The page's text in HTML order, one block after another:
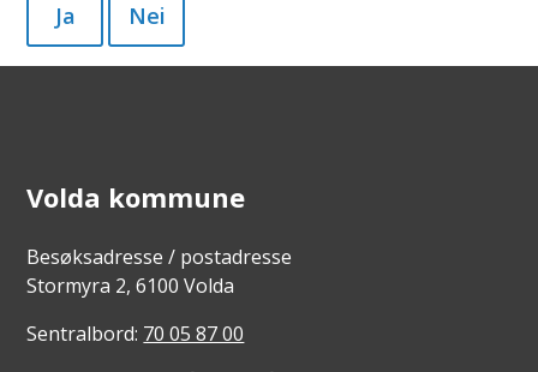
Ja Nei
Volda kommune
Besøksadresse / postadresse
Stormyra 2, 6100 Volda
Sentralbord: 70 05 87 00